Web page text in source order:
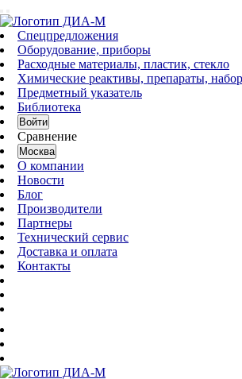
Спецпредложения
Оборудование, приборы
Расходные материалы, пластик, стекло
Химические реактивы, препараты,
Предметный указатель
Библиотека
Войти
Сравнение
Москва
О компании
Новости
Блог
Производители
Партнеры
Технический сервис
Доставка и оплата
Контакты